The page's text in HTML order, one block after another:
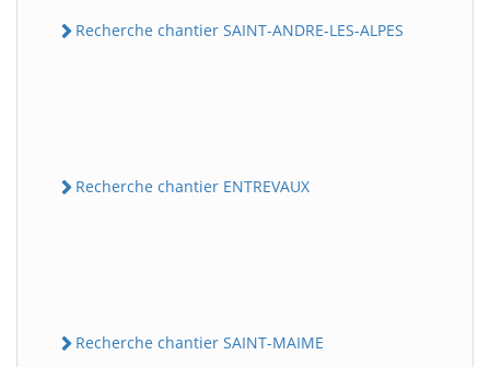
Recherche chantier SAINT-ANDRE-LES-ALPES
Recherche chantier ENTREVAUX
Recherche chantier SAINT-MAIME